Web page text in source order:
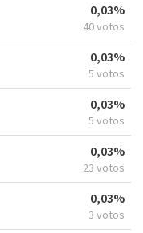
0,03%
40 votos
0,03%
5 votos
0,03%
5 votos
0,03%
23 votos
0,03%
3 votos